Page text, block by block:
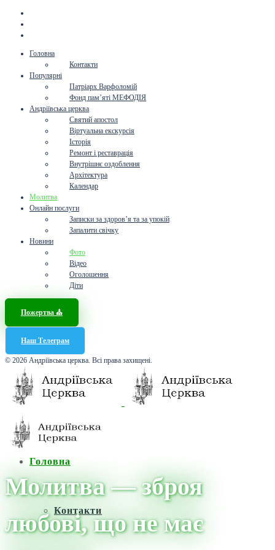
Головна
Контакти
Популярні
Патріарх Варфоломій
Фонд пам’яті МЕФОДІЯ
Андріївська церква
Святий апостол
Віртуальна екскурсія
Історія
Ремонт і реставрація
Внутрішнє оздоблення
Архітектура
Календар
Молитва
Онлайн послуги
Записки за здоров’я та за упокій
Запалити свічку
Новини
Фото
Відео
Оголошення
Діти
Пожертва ⛪️
Наш Телеграм
© 2026 Андріївська церква. Всі права захищені.
Головна
Контакти
Молитва — зброя
любові, що не має